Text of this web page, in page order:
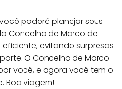
poderá planejar seus
Concelho de Marco de
evitando surpresas
O Concelho de Marco
você, e agora você tem o
Boa viagem!